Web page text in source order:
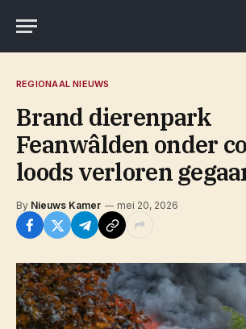
REGIONAAL NIEUWS
Brand dierenpark
Feanwâlden onder
loods verloren
By Nieuws Kamer mei 20, 2026